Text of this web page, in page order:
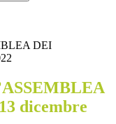
DEI
dicembre